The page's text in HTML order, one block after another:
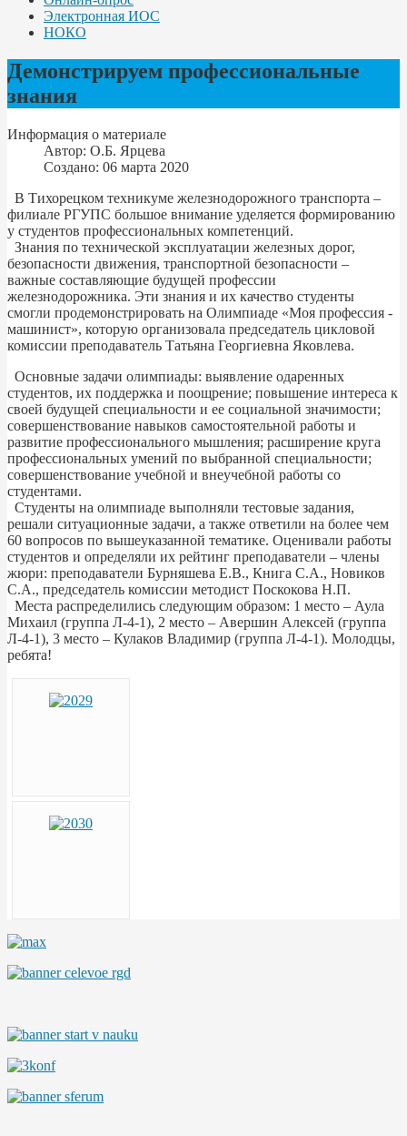
Электронная ИОС
НОКО
Демонстрируем профессиональные
знания
Информация о материале
Автор: О.Б. Ярцева
Создано: 06 марта 2020
В Тихорецком техникуме железнодорожного транспорта –
филиале РГУПС большое внимание уделяется формированию
у студентов профессиональных компетенций.
Знания по технической эксплуатации железных дорог,
безопасности движения, транспортной безопасности –
важные составляющие будущей профессии
железнодорожника. Эти знания и их качество студенты
смогли продемонстрировать на Олимпиаде «Моя профессия -
машинист», которую организовала председатель цикловой
комиссии преподаватель Татьяна Георгиевна Яковлева.
Основные задачи олимпиады: выявление одаренных
студентов, их поддержка и поощрение; повышение интереса к
своей будущей специальности и ее социальной значимости;
совершенствование навыков самостоятельной работы и
развитие профессионального мышления; расширение круга
профессиональных умений по выбранной специальности;
совершенствование учебной и внеучебной работы со
студентами.
Студенты на олимпиаде выполняли тестовые задания,
решали ситуационные задачи, а также ответили на более чем
60 вопросов по вышеуказанной тематике. Оценивали работы
студентов и определяли их рейтинг преподаватели – члены
жюри: преподаватели Бурняшева Е.В., Книга С.А., Новиков
С.А., председатель комиссии методист Поскокова Н.П.
Места распределились следующим образом: 1 место – Аула
Михаил (группа Л-4-1), 2 место – Авершин Алексей (группа
Л-4-1), 3 место – Кулаков Владимир (группа Л-4-1). Молодцы,
ребята!